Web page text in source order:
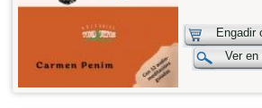
Engadir
Ver en